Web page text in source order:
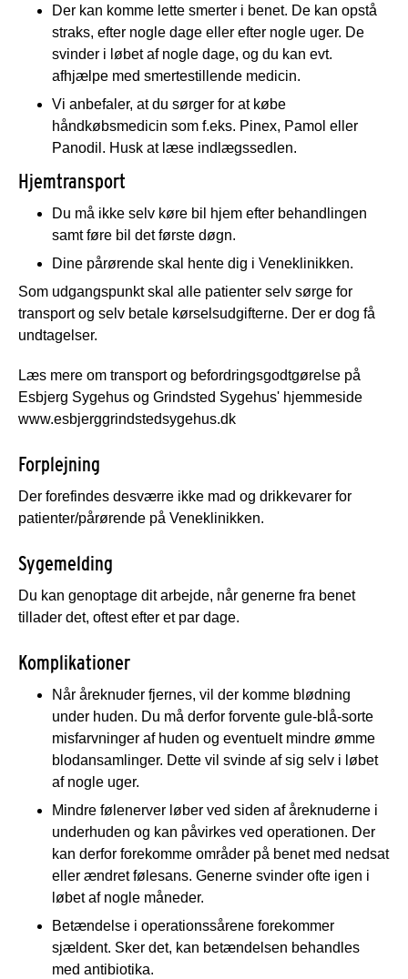
Der kan komme lette smerter i benet. De kan opstå
straks, efter nogle dage eller efter nogle uger. De
svinder i løbet af nogle dage, og du kan evt.
afhjælpe med smertestillende medicin.
Vi anbefaler, at du sørger for at købe
håndkøbsmedicin som f.eks. Pinex, Pamol eller
Panodil. Husk at læse indlægssedlen.
Hjemtransport
Du må ikke selv køre bil hjem efter behandlingen
samt føre bil det første døgn.
Dine pårørende skal hente dig i Veneklinikken.
Som udgangspunkt skal alle patienter selv sørge for
transport og selv betale kørselsudgifterne. Der er dog få
undtagelser.
Læs mere om transport og befordringsgodtgørelse på
Esbjerg Sygehus og Grindsted Sygehus' hjemmeside
www.esbjerggrindstedsygehus.dk
Forplejning
Der forefindes desværre ikke mad og drikkevarer for
patienter/pårørende på Veneklinikken.
Sygemelding
Du kan genoptage dit arbejde, når generne fra benet
tillader det, oftest efter et par dage.
Komplikationer
Når åreknuder fjernes, vil der komme blødning
under huden. Du må derfor forvente gule-blå-sorte
misfarvninger af huden og eventuelt mindre ømme
blodansamlinger. Dette vil svinde af sig selv i løbet
af nogle uger.
Mindre følenerver løber ved siden af åreknuderne i
underhuden og kan påvirkes ved operationen. Der
kan derfor forekomme områder på benet med nedsat
eller ændret følesans. Generne svinder ofte igen i
løbet af nogle måneder.
Betændelse i operationssårene forekommer
sjældent. Sker det, kan betændelsen behandles
med antibiotika.